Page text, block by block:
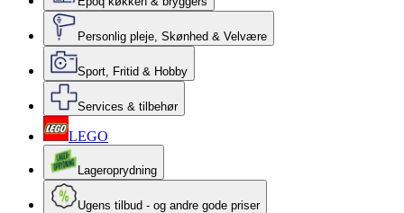
Personlig pleje, Skønhed & Velvære
Sport, Fritid & Hobby
Services & tilbehør
LEGO
Lageroprydning
Ugens tilbud - og andre gode priser